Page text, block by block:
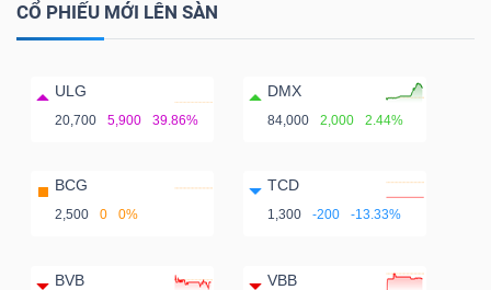
CỔ PHIẾU MỚI LÊN SÀN
ULG
20,700 5,900 39.86%
DMX
84,000 2,000 2.44%
BCG
2,500 0 0%
TCD
1,300 -200 -13.33%
BVB VBB